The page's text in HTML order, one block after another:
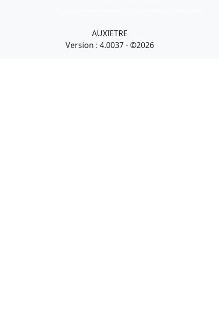
AUXIETRE
Version : 4.0037 - ©2026